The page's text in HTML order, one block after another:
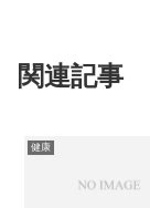
関連記事
健康